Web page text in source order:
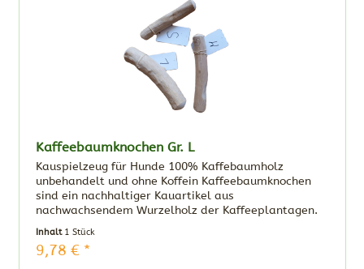
Kaffeebaumknochen Gr. L
Kauspielzeug für Hunde 100% Kaffebaumholz
unbehandelt und ohne Koffein Kaffeebaumknochen
sind ein nachhaltiger Kauartikel aus
nachwachsendem Wurzelholz der Kaffeeplantagen.
Das sehr robuste Holz stillt das natürliche
Kaubedürfnis und hat...
Inhalt 1 Stück
9,78 € *